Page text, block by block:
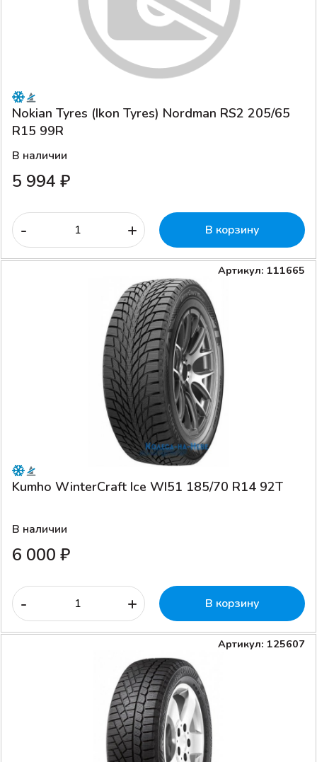
Nokian Tyres (Ikon Tyres) Nordman RS2 205/65
R15 99R
В наличии
5 994 ₽
- + В корзину
Артикул: 111665
Kumho WinterCraft Ice WI51 185/70 R14 92T
В наличии
6 000 ₽
- + В корзину
Артикул: 125607